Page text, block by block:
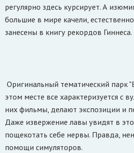
регулярно здесь курсирует. А
большие в мире качели,
занесены в книгу рекордов Гиннеса.
Оригинальный тематический парк
этом месте все характеризуется с
них фильмы, делают экспозиции и
Даже извержение лавы увидят в
пощекотать себе нервы. Правда,
помощи симуляторов.